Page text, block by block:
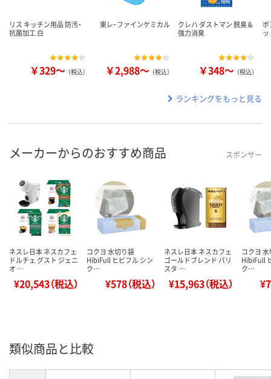
リス キッチン用品 防汚・
抗菌加工 白
￥329～ （税込）
東レ・ファインケミカル
￥2,988～ （税込）
クレハ ダストマン 脱臭＆
強力消臭
￥348～ （税込）
ボ
ランキングをもっと見る
メーカーからのおすすめ商品 スポンサー
ネスレ日本 ネスカフェ
ドルチェ グスト ジェニ
オ …
¥20,543（税込）
コクヨ 水切り袋
HibiFull ヒビフル シン
ク…
¥578（税込）
ネスレ日本 ネスカフェ
ゴールドブレンド バリ
スタ …
¥15,963（税込）
コクヨ
HibiFull
ク…
類似商品と比較